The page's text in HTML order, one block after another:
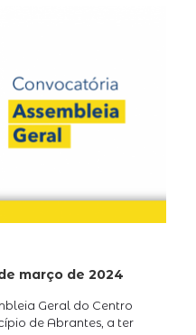
março de 2024
Geral do Centro
de Abrantes, a ter